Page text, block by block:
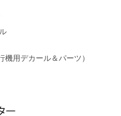
用デカール＆パーツ）